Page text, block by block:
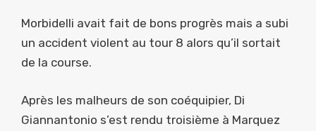
Morbidelli avait fait de bons progrès mais a subi
un accident violent au tour 8 alors qu’il sortait
de la course.
Après les malheurs de son coéquipier, Di
Giannantonio s’est rendu troisième à Marquez